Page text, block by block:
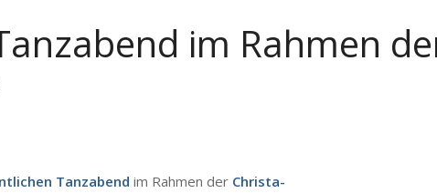
im Rahmen
Tanzabend im Rahmen der Christa-